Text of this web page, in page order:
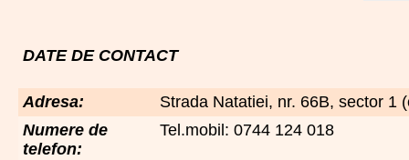
DATE DE CONTACT
Adresa:
Strada Natatiei, nr. 66B, sector 1
Numere de
telefon:
Tel.mobil: 0744 124 018